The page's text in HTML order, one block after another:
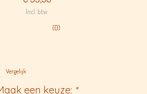
Incl. btw
(0)
Vergelijk
een keuze: *